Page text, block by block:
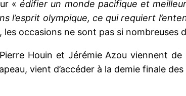
«édifier un monde pacifique et
l’esprit olympique, ce qui requiert
occasions ne sont pas si nombreuses
Houin et Jérémie Azou viennent
vient d’accéder à la demie finale